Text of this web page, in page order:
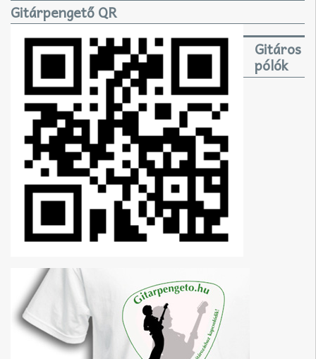
Gitárpengető QR
Gitáros
pólók